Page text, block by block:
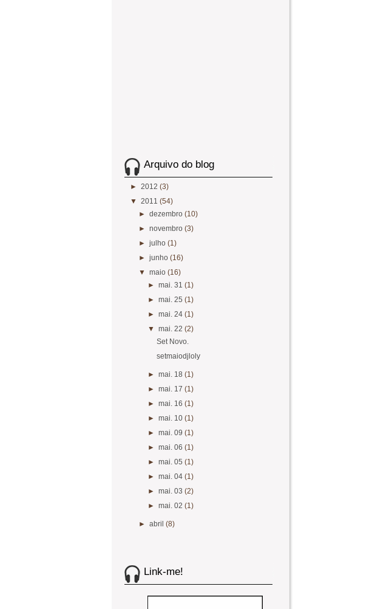
Arquivo do blog
► 2012 (3)
▼ 2011 (54)
►dezembro(10)
►novembro(3)
►julho(1)
►junho(16)
▼maio(16)
► mai. 31 (1)
► mai. 25 (1)
► mai. 24 (1)
▼ mai. 22 (2)
Set Novo.
setmaiodjloly
► mai. 18 (1)
► mai. 17 (1)
► mai. 16 (1)
► mai. 10 (1)
► mai. 09 (1)
► mai. 06 (1)
► mai. 05 (1)
► mai. 04 (1)
► mai. 03 (2)
► mai. 02 (1)
►abril(8)
Link-me!